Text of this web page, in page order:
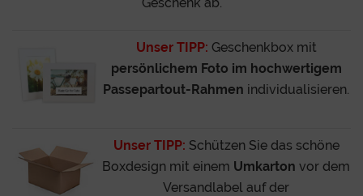
Unser TIPP: Geschenkbox mit
persönlichem Foto im hochwertigem
Passepartout-Rahmen individualisieren.
Unser TIPP: Schützen Sie das schöne
Boxdesign mit einem Umkarton vor dem
Versandlabel auf der